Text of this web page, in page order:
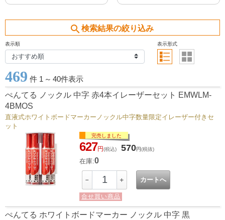
search 検索結果の絞り込み
表示順 表示形式
469 件 1 ～ 40件表示
ぺんてる ノックル 中字 赤4本イレーザーセット EMWLM-
4BMOS
直液式ホワイトボードマーカーノックル中字数量限定イレーザー付きセ
ット
完売しました
627円(税込) 570円(税抜)
在庫:0
－ ＋ カートへ
合せ買い商品
ぺんてる ホワイトボードマーカー ノックル 中字 黒